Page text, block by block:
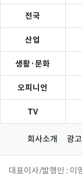
전국
산업
생활·문화
오피니언
TV
회사소개 광
대표이사/발행인 : 이